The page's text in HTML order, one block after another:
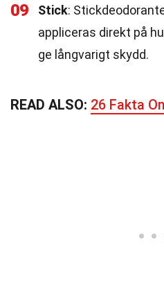
09 Stick:
appliceras direkt på
ge långvarigt skydd.
READ ALSO: 26 Fakta